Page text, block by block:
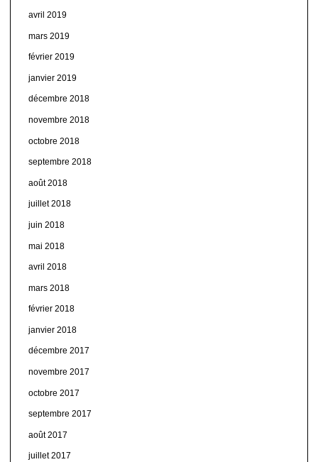
avril 2019
mars 2019
février 2019
janvier 2019
décembre 2018
novembre 2018
octobre 2018
septembre 2018
août 2018
juillet 2018
juin 2018
mai 2018
avril 2018
mars 2018
février 2018
janvier 2018
décembre 2017
novembre 2017
octobre 2017
septembre 2017
août 2017
juillet 2017